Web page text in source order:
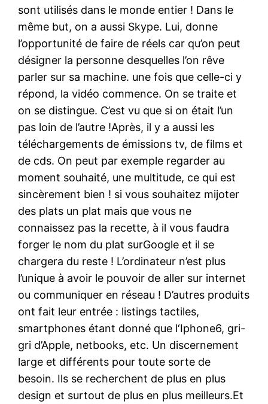
sont utilisés dans le monde entier ! Dans le
même but, on a aussi Skype. Lui, donne
l’opportunité de faire de réels car qu’on peut
désigner la personne desquelles l’on rêve
parler sur sa machine. une fois que celle-ci y
répond, la vidéo commence. On se traite et
on se distingue. C’est vu que si on était l’un
pas loin de l’autre !Après, il y a aussi les
téléchargements de émissions tv, de films et
de cds. On peut par exemple regarder au
moment souhaité, une multitude, ce qui est
sincèrement bien ! si vous souhaitez mijoter
des plats un plat mais que vous ne
connaissez pas la recette, à il vous faudra
forger le nom du plat surGoogle et il se
chargera du reste ! L’ordinateur n’est plus
l’unique à avoir le pouvoir de aller sur internet
ou communiquer en réseau ! D’autres produits
ont fait leur entrée : listings tactiles,
smartphones étant donné que l‘Iphone6, gri-
gri d’Apple, netbooks, etc. Un discernement
large et différents pour toute sorte de
besoin. Ils se recherchent de plus en plus
design et surtout de plus en plus meilleurs.Et